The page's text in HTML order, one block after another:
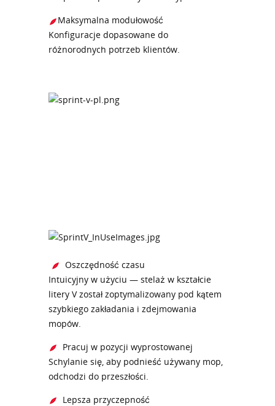
Maksymalna modułowość
Konfiguracje dopasowane do
różnorodnych potrzeb klientów.
Oszczędność czasu
Intuicyjny w użyciu — stelaż w kształcie
litery V został zoptymalizowany pod kątem
szybkiego zakładania i zdejmowania
mopów.
Pracuj w pozycji wyprostowanej
Schylanie się, aby podnieść używany mop,
odchodzi do przeszłości.
Lepsza przyczepność